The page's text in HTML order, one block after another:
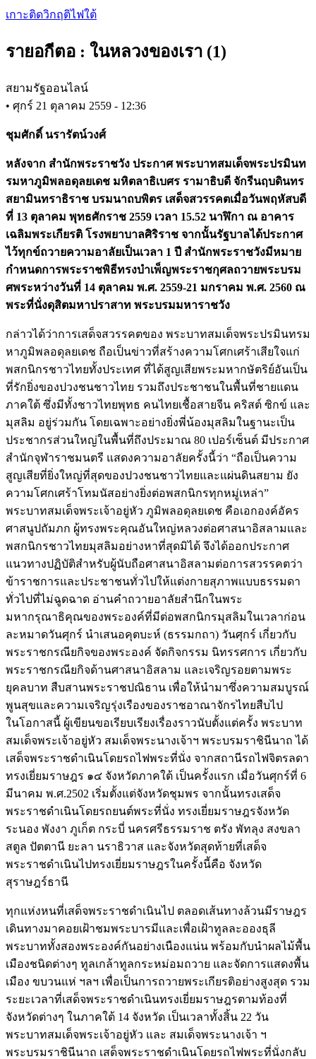
Skip
content
เกาะติดวิกฤติไฟใต้
รายอกีตอ : ในหลวงของเรา (1)
สยามรัฐออนไลน์
• ศุกร์ 21 ตุลาคม 2559 - 12:36
ชุมศักดิ์ นรารัตน์วงศ์
หลังจาก สำนักพระราชวัง ประกาศ พระบาทสมเด็จพระปรมินท
รมหาภูมิพลอดุลยเดช มหิตลาธิเบศร รามาธิบดี จักรีนฤบดินทร
สยามินทราธิราช บรมนาถบพิตร เสด็จสวรรคตเมื่อวันพฤหัสบดี
ที่ 13 ตุลาคม พุทธศักราช 2559 เวลา 15.52 นาฬิกา ณ อาคาร
เฉลิมพระเกียรติ โรงพยาบาลศิริราช จากนั้นรัฐบาลได้ประกาศ
ไว้ทุกข์ถวายความอาลัยเป็นเวลา 1 ปี สำนักพระราชวังมีหมาย
กำหนดการพระราชพิธีทรงบำเพ็ญพระราชกุศลถวายพระบรม
ศพระหว่างวันที่ 14 ตุลาคม พ.ศ. 2559-21 มกราคม พ.ศ. 2560 ณ
พระที่นั่งดุสิตมหาปราสาท พระบรมมหาราชวัง
กล่าวได้ว่าการเสด็จสวรรคตของ พระบาทสมเด็จพระปรมินทรม
หาภูมิพลอดุลยเดช ถือเป็นข่าวที่สร้างความโศกเศร้าเสียใจแก่
พสกนิกรชาวไทยทั้งประเทศ ที่ได้สูญเสียพระมหากษัตริย์อันเป็น
ที่รักยิ่งของปวงชนชาวไทย รวมถึงประชาชนในพื้นที่ชายแดน
ภาคใต้ ซึ่งมีทั้งชาวไทยพุทธ คนไทยเชื้อสายจีน คริสต์ ซิกข์ และ
มุสลิม อยู่ร่วมกัน โดยเฉพาะอย่างยิ่งพี่น้องมุสลิมในฐานะเป็น
ประชากรส่วนใหญ่ในพื้นที่ถึงประมาณ 80 เปอร์เซ็นต์ มีประกาศ
สำนักจุฬาราชมนตรี แสดงความอาลัยครั้งนี้ว่า “ถือเป็นความ
สูญเสียที่ยิ่งใหญ่ที่สุดของปวงชนชาวไทยและแผ่นดินสยาม ยัง
ความโศกเศร้าโทมนัสอย่างยิ่งต่อพสกนิกรทุกหมู่เหล่า”
พระบาทสมเด็จพระเจ้าอยู่หัว ภูมิพลอดุลยเดช คือเอกองค์อัคร
ศาสนูปถัมภก ผู้ทรงพระคุณอันใหญ่หลวงต่อศาสนาอิสลามและ
พสกนิกรชาวไทยมุสลิมอย่างหาที่สุดมิได้ จึงได้ออกประกาศ
แนวทางปฏิบัติสำหรับผู้นับถือศาสนาอิสลามต่อการสวรรคตว่า
ข้าราชการและประชาชนทั่วไปให้แต่งกายสุภาพแบบธรรมดา
ทั่วไปที่ไม่ฉูดฉาด อ่านคำถวายอาลัยสำนึกในพระ
มหากรุณาธิคุณของพระองค์ที่มีต่อพสกนิกรมุสลิมในเวลาก่อน
ละหมาดวันศุกร์ นำเสนอคุตบะห์ (ธรรมกถา) วันศุกร์ เกี่ยวกับ
พระราชกรณียกิจของพระองค์ จัดกิจกรรม นิทรรศการ เกี่ยวกับ
พระราชกรณียกิจด้านศาสนาอิสลาม และเจริญรอยตามพระ
ยุคลบาท สืบสานพระราชปณิธาน เพื่อให้นำมาซึ่งความสมบูรณ์
พูนสุขและความเจริญรุ่งเรืองของราชอาณาจักรไทยสืบไป
ในโอกาสนี้ ผู้เขียนขอเรียบเรียงเรื่องราวนับตั้งแต่ครั้ง พระบาท
สมเด็จพระเจ้าอยู่หัว สมเด็จพระนางเจ้าฯ พระบรมราชินีนาถ ได้
เสด็จพระราชดำเนินโดยรถไฟพระที่นั่ง จากสถานีรถไฟจิตรลดา
ทรงเยี่ยมราษฎร ๑๔ จังหวัดภาคใต้ เป็นครั้งแรก เมื่อวันศุกร์ที่ 6
มีนาคม พ.ศ.2502 เริ่มตั้งแต่จังหวัดชุมพร จากนั้นทรงเสด็จ
พระราชดำเนินโดยรถยนต์พระที่นั่ง ทรงเยี่ยมราษฎรจังหวัด
ระนอง พังงา ภูเก็ต กระบี่ นครศรีธรรมราช ตรัง พัทลุง สงขลา
สตูล ปัตตานี ยะลา นราธิวาส และจังหวัดสุดท้ายที่เสด็จ
พระราชดำเนินไปทรงเยี่ยมราษฎรในครั้งนี้คือ จังหวัด
สุราษฎร์ธานี
ทุกแห่งหนที่เสด็จพระราชดำเนินไป ตลอดเส้นทางล้วนมีราษฎร
เดินทางมาคอยเฝ้าชมพระบารมีและเพื่อเฝ้าทูลละอองธุลี
พระบาททั้งสองพระองค์กันอย่างเนืองแน่น พร้อมกับนำผลไม้พื้น
เมืองชนิดต่างๆ ทูลเกล้าทูลกระหม่อมถวาย และจัดการแสดงพื้น
เมือง ขบวนแห่ ฯลฯ เพื่อเป็นการถวายพระเกียรติอย่างสูงสุด รวม
ระยะเวลาที่เสด็จพระราชดำเนินทรงเยี่ยมราษฎรตามท้องที่
จังหวัดต่างๆ ในภาคใต้ 14 จังหวัด เป็นเวลาทั้งสิ้น 22 วัน
พระบาทสมเด็จพระเจ้าอยู่หัว และ สมเด็จพระนางเจ้า ฯ
พระบรมราชินีนาถ เสด็จพระราชดำเนินโดยรถไฟพระที่นั่งกลับ